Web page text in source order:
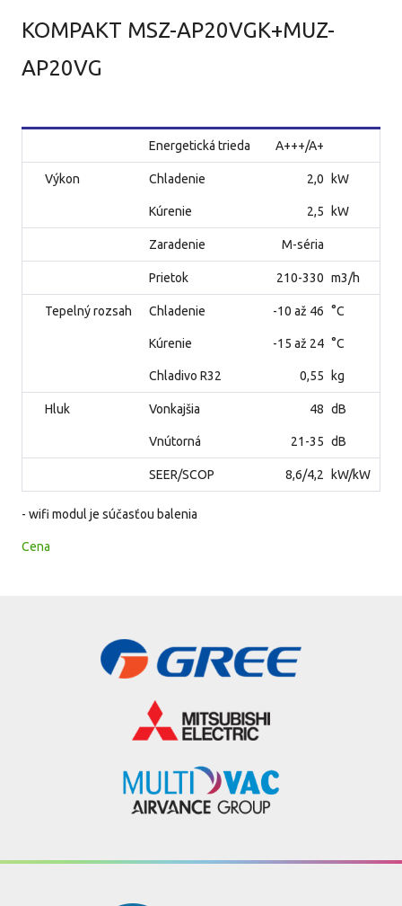
KOMPAKT MSZ-AP20VGK+MUZ-
AP20VG
Energetická trieda A+++/A+
Výkon Chladenie 2,0 kW
Kúrenie 2,5 kW
Zaradenie M-séria
Prietok 210-330 m3/h
Tepelný rozsah Chladenie -10 až 46 °C
Kúrenie -15 až 24 °C
Chladivo R32 0,55 kg
Hluk Vonkajšia 48 dB
Vnútorná 21-35 dB
SEER/SCOP 8,6/4,2 kW/kW
- wifi modul je súčasťou balenia
Cena